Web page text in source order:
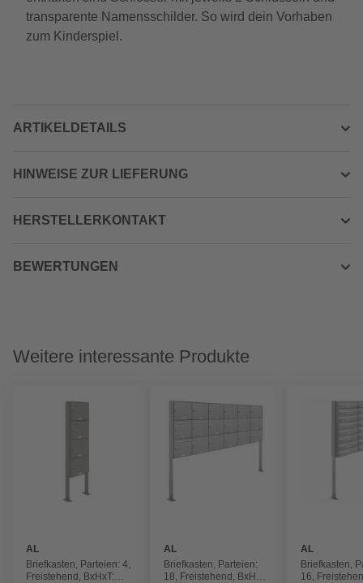
transparente Namensschilder. So wird dein Vorhaben
zum Kinderspiel.
ARTIKELDETAILS
HINWEISE ZUR LIEFERUNG
HERSTELLERKONTAKT
BEWERTUNGEN
Weitere interessante Produkte
AL
BRIEFKASTENSYSTEME
Briefkasten, Parteien: 4,
Freistehend, BxHxT:
AL
BRIEFKASTENSYSTEME
Briefkasten, Parteien:
18, Freistehend, BxHxT:
AL
Briefkasten,
16,